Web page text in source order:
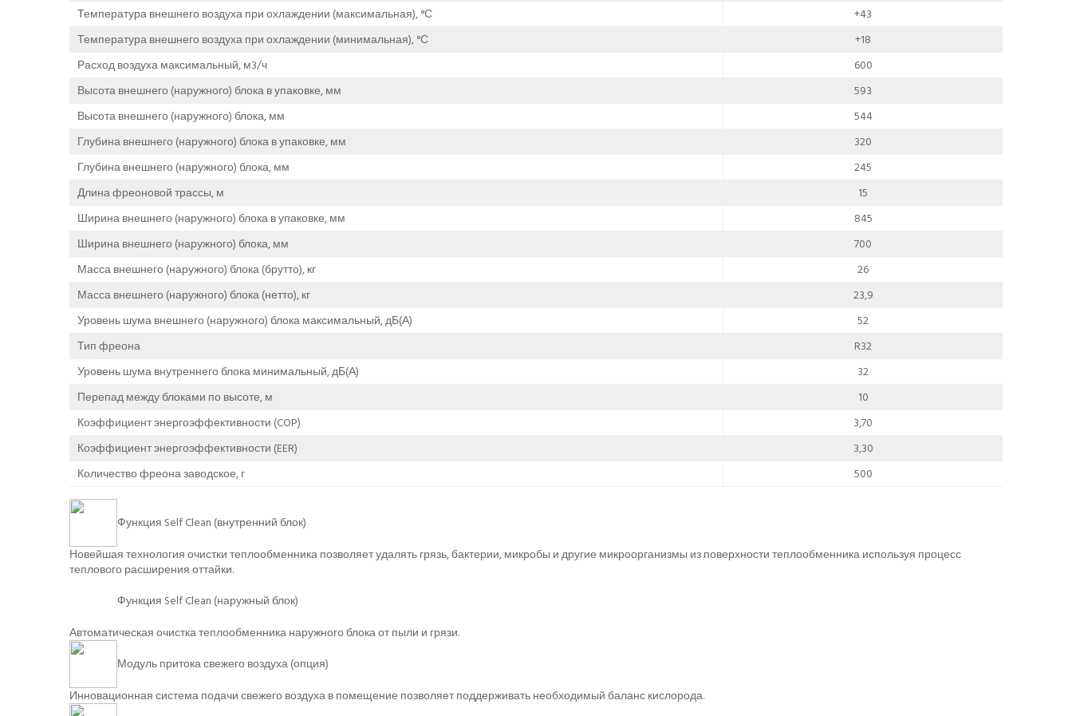
Температура внешнего воздуха при охлаждении (максимальная), °С
+43
Температура внешнего воздуха при охлаждении (минимальная), °С
+18
Расход воздуха максимальный, м3/ч
600
Высота внешнего (наружного) блока в упаковке, мм
593
Высота внешнего (наружного) блока, мм
544
Глубина внешнего (наружного) блока в упаковке, мм
320
Глубина внешнего (наружного) блока, мм
245
Длина фреоновой трассы, м
15
Ширина внешнего (наружного) блока в упаковке, мм
845
Ширина внешнего (наружного) блока, мм
700
Масса внешнего (наружного) блока (брутто), кг
26
Масса внешнего (наружного) блока (нетто), кг
23,9
Уровень шума внешнего (наружного) блока максимальный, дБ(А)
52
Тип фреона
R32
Уровень шума внутреннего блока минимальный, дБ(А)
32
Перепад между блоками по высоте, м
10
Коэффициент энергоэффективности (COP)
3,70
Коэффициент энергоэффективности (EER)
3,30
Количество фреона заводское, г
500
Функция Self Clean (внутренний блок)
Новейшая технология очистки теплообменника позволяет удалять грязь, бактерии, микробы и другие микроорганизмы из поверхности теплообменника используя процесс
теплового расширения оттайки.
Функция Self Clean (наружный блок)
Автоматическая очистка теплообменника наружного блока от пыли и грязи.
Модуль притока свежего воздуха (опция)
Инновационная система подачи свежего воздуха в помещение позволяет поддерживать необходимый баланс кислорода.